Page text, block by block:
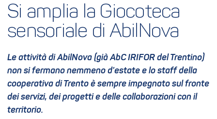
Si amplia la Giocoteca
sensoriale di AbilNova
Le attività di AbilNova (già AbC IRIFOR del Trentino)
non si fermano nemmeno d’estate e lo staff della
cooperativa di Trento è sempre impegnato sul fronte
dei servizi, dei progetti e delle collaborazioni con il
territorio.